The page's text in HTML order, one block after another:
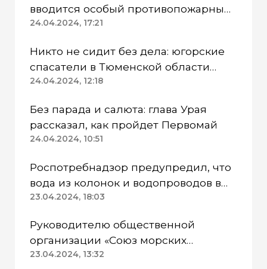
вводится особый противопожарный
режим
24.04.2024, 17:21
Никто не сидит без дела: югорские
спасатели в Тюменской области
работают в две смены
24.04.2024, 12:18
Без парада и салюта: глава Урая
рассказал, как пройдет Первомай
24.04.2024, 10:51
Роспотребнадзор предупредил, что
вода из колонок и водопроводов в
Казанском районе непригодна для
23.04.2024, 18:03
Руководителю общественной
организации «Союз морских
пехотинцев» Югры вынесли
23.04.2024, 13:32